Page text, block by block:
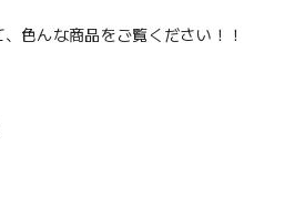
色んな商品をご覧ください！！